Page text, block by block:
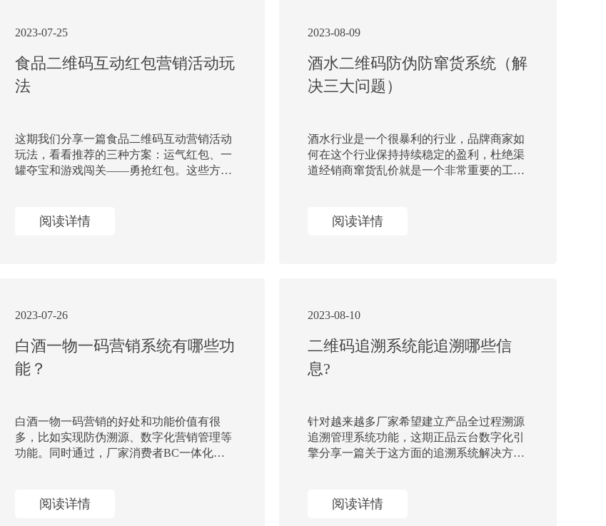
2023-07-25
食品二维码互动红包营销活动玩
法
这期我们分享一篇食品二维码互动营销活动
玩法，看看推荐的三种方案：运气红包、一
罐夺宝和游戏闯关——勇抢红包。这些方案
一物一码营销
阅读详情
2023-08-09
酒水二维码防伪防窜货系统（解
决三大问题）
酒水行业是一个很暴利的行业，品牌商家如
何在这个行业保持持续稳定的盈利，杜绝渠
道经销商窜货乱价就是一个非常重要的工
阅读详情
2023-07-26
白酒一物一码营销系统有哪些功
能？
白酒一物一码营销的好处和功能价值有很
多，比如实现防伪溯源、数字化营销管理等
功能。同时通过，厂家消费者BC一体化的
阅读详情
2023-08-10
二维码追溯系统能追溯哪些信
息?
针对越来越多厂家希望建立产品全过程溯源
追溯管理系统功能，这期正品云台数字化引
擎分享一篇关于这方面的追溯系统解决方
阅读详情